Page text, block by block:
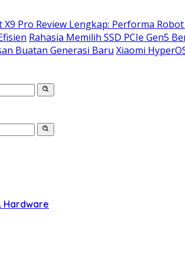
X9 Pro Review Lengkap: Performa
Rahasia Memilih SSD PCIe Gen5
Buatan Generasi Baru Xiaomi
Hardware